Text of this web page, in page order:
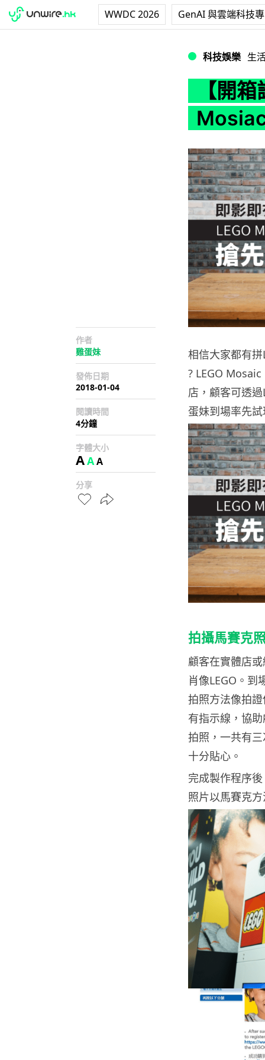
WWDC 2026 GenAI 與雲端科技
科技娛樂 生
【開
作者
雞蛋妹
發佈日期
2018-01-04
閱讀時間
4分鐘
字體大小
AAA
分享
相信大家都有
? LEGO
店，顧客可透
蛋妹到場率先
拍攝馬賽克
顧客在實體店
肖像LEGO。到
拍照方法像拍
有指示線，協
拍照，一共有
十分貼心。
完成製作程序
照片以馬賽克